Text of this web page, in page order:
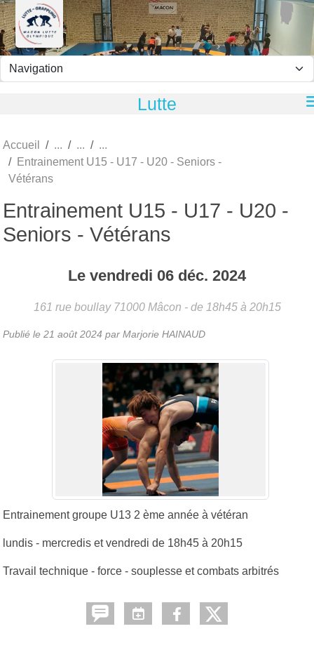
Lutte
Accueil
Entrainement U15 - U17 - U20 - Seniors -
Vétérans
Entrainement U15 - U17 - U20 -
Seniors - Vétérans
Le vendredi 06 déc. 2024
161 rue boullay 71000 Mâcon - de 18h45 à 20h15
Publié le 21 août 2024 par Marjorie HAINAUD
Entrainement groupe U13 2 ème année à vétéran
lundis - mercredis et vendredi de 18h45 à 20h15
Travail technique - force - souplesse et combats arbitrés
Panneau de gestion des cookies